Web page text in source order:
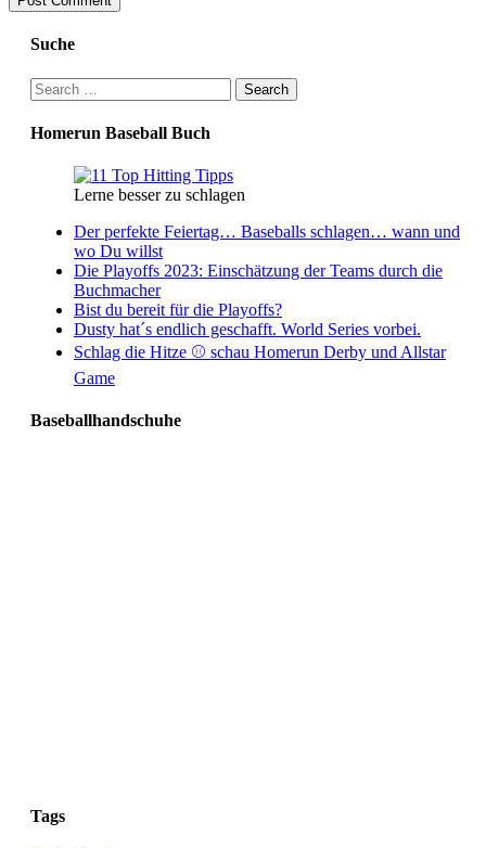
Suche
Search
for:
Homerun Baseball Buch
Lerne besser zu schlagen
Der perfekte Feiertag… Baseballs schlagen… wann und
wo Du willst
Die Playoffs 2023: Einschätzung der Teams durch die
Buchmacher
Bist du bereit für die Playoffs?
Dusty hat´s endlich geschafft. World Series vorbei.
Schlag die Hitze ⚾️ schau Homerun Derby und Allstar
Game
Baseballhandschuhe
Tags